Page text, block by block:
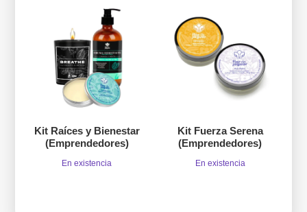
Kit Raíces y Bienestar
(Emprendedores)
En existencia
Kit Fuerza Serena
(Emprendedores)
En existencia